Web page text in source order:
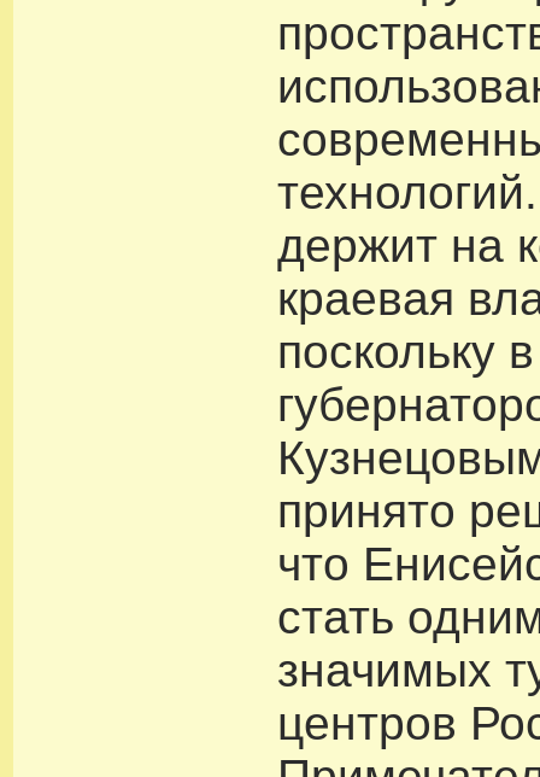
держит на
краевая
поскольку
принято
что
стать
значимых
центров